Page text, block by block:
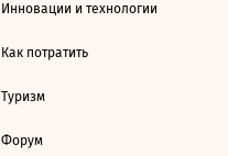
Инновации и технологии
Как потратить
Туризм
Форум